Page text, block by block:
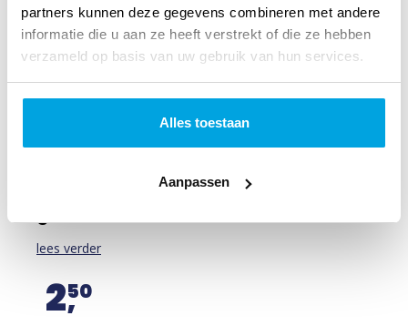
partners kunnen deze gegevens combineren met andere
informatie die u aan ze heeft verstrekt of die ze hebben
verzameld op basis van uw gebruik van hun services.
Alles toestaan
Aanpassen
Sticker visje kiezen voor God heeft
lees verder
250